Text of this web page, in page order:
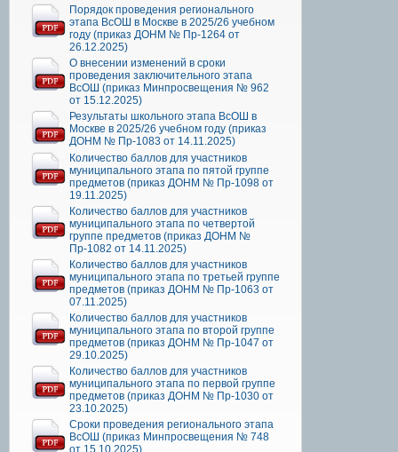
Порядок проведения регионального
этапа ВсОШ в Москве в 2025/26 учебном
году (приказ ДОНМ № Пр-1264 от
26.12.2025)
О внесении изменений в сроки
проведения заключительного этапа
ВсОШ (приказ Минпросвещения № 962
от 15.12.2025)
Результаты школьного этапа ВсОШ в
Москве в 2025/26 учебном году (приказ
ДОНМ № Пр-1083 от 14.11.2025)
Количество баллов для участников
муниципального этапа по пятой группе
предметов (приказ ДОНМ № Пр-1098 от
19.11.2025)
Количество баллов для участников
муниципального этапа по четвертой
группе предметов (приказ ДОНМ №
Пр-1082 от 14.11.2025)
Количество баллов для участников
муниципального этапа по третьей группе
предметов (приказ ДОНМ № Пр-1063 от
07.11.2025)
Количество баллов для участников
муниципального этапа по второй группе
предметов (приказ ДОНМ № Пр-1047 от
29.10.2025)
Количество баллов для участников
муниципального этапа по первой группе
предметов (приказ ДОНМ № Пр-1030 от
23.10.2025)
Сроки проведения регионального этапа
ВсОШ (приказ Минпросвещения № 748
от 15.10.2025)